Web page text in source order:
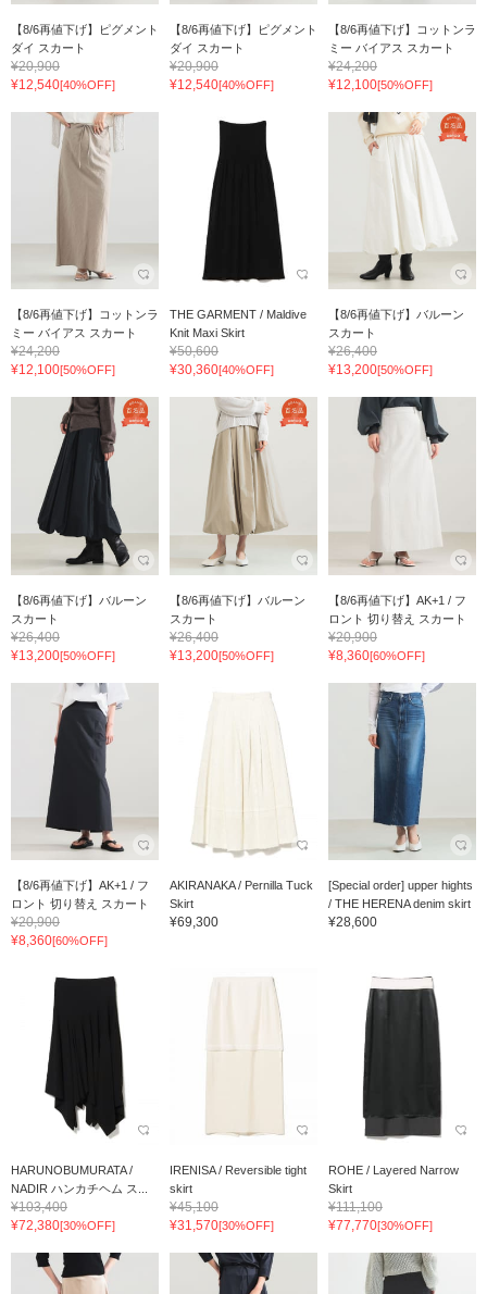
【8/6再値下げ】ピグメント
ダイ スカート
¥20,900
¥12,540[40%OFF]
【8/6再値下げ】ピグメント
ダイ スカート
¥20,900
¥12,540[40%OFF]
【8/6再値下げ】コットンラ
ミー バイアス スカート
¥24,200
¥12,100[50%OFF]
【8/6再値下げ】コットンラ
ミー バイアス スカート
¥24,200
¥12,100[50%OFF]
THE GARMENT / Maldive
Knit Maxi Skirt
¥50,600
¥30,360[40%OFF]
【8/6再値下げ】バルーン
スカート
¥26,400
¥13,200[50%OFF]
【8/6再値下げ】バルーン
スカート
¥26,400
¥13,200[50%OFF]
【8/6再値下げ】バルーン
スカート
¥26,400
¥13,200[50%OFF]
【8/6再値下げ】AK+1 / フ
ロント 切り替え スカート
¥20,900
¥8,360[60%OFF]
【8/6再値下げ】AK+1 / フ
ロント 切り替え スカート
¥20,900
¥8,360[60%OFF]
AKIRANAKA / Pernilla Tuck
Skirt
¥69,300
[Special order] upper hights
/ THE HERENA denim skirt
¥28,600
HARUNOBUMURATA /
NADIR ハンカチヘム ス...
¥103,400
¥72,380[30%OFF]
IRENISA / Reversible tight
skirt
¥45,100
¥31,570[30%OFF]
ROHE / Layered Narrow
Skirt
¥111,100
¥77,770[30%OFF]